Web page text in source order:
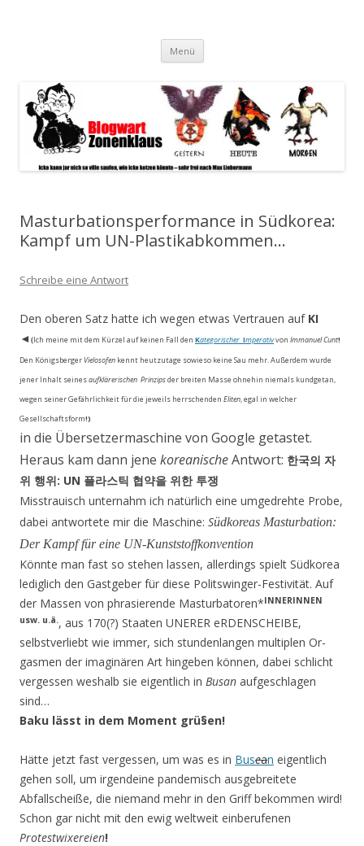
spiegeln im wesentlichen den Gesundheitszustand dieser unserer
Menü Zum
springen
Masturbationsperformance in Südkorea:
Kampf um UN-Plastikabkommen…
Schreibe eine Antwort
Den oberen Satz hatte ich wegen etwas Vertrauen auf KI
◄ (Ich meine mit dem Kürzel auf keinen Fall den Kategori­scher Imperativvon Immanuel Cunt!
Den Königsberger Vielosofen kennt heutzu­tage sowieso keine Sau mehr. Außerdem wurde
jener Inhalt seinesaufklärerischen Prinzipsder breiten Masse ohnehin niemals kundgetan,
wegen seiner Gefährlichkeit für die jeweils herrschenden Eliten, egal in wel­cher
Gesellschaftsform!)
in die Übersetzermaschine von Google getastet.
Heraus kam dann jene koreanischeAntwort: 한국의 자
위 행위 : UN 플라스틱 협약을 위한 투쟁
Misstrauisch unternahm ich natürlich eine umgedrehte Probe,
dabei antwortete mir die Maschine: Südkoreas Masturbation:
Der Kampf für eine UN-Kunststoffkonvention
Könnte man fast so stehen lassen, allerdings spielt Südkorea
lediglich den Gastgeber für diese Po­litswinger-Festivität. Auf
der Massen von phrasierende Masturbatoren*INNERINNEN
usw. u.ä., aus 170(?) Staaten UNERER eRDENSCHEIBE,
selbstverliebt wie immer, sich stundenlangen multiplen Or­
gasmen der imaginären Art hingeben können, dabei schlicht
vergessen weshalb sie eigentlich in Bu­san aufgeschlagen
sind…
Baku lässt in dem Moment grü§en!
Hätte jetzt fast vergessen, um was es in Busean eigentlich
gehen soll, um irgendeine pandemisch ausgebreitete
Abfallscheiße, die niemand mehr in den Griff bekommen wird!
Schon gar nicht mit den ewig weltweit einberufenen
Protestwixereien!